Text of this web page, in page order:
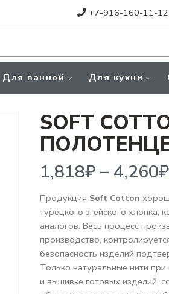
+7-916-160-11-12
Для ванной Для кухни
SOFT
1,818₽–4,260 ₽
Продукция Soft Cotton
турецкого эгейского хлопка,
аналогов. Весь процесс
производство,
безопасность изделий
Только натуральные нити
и вышивке готовых изделий,